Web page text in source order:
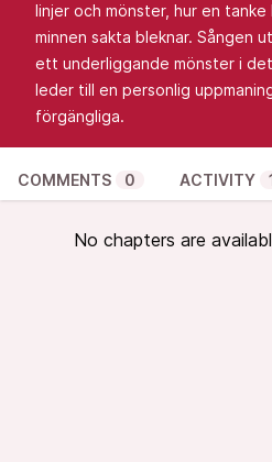
linjer och mönster, hur en
minnen sakta bleknar. Sången
ett underliggande mönster i
leder till en personlig
förgängliga.
COMMENTS 0 ACTIVITY
No chapters are